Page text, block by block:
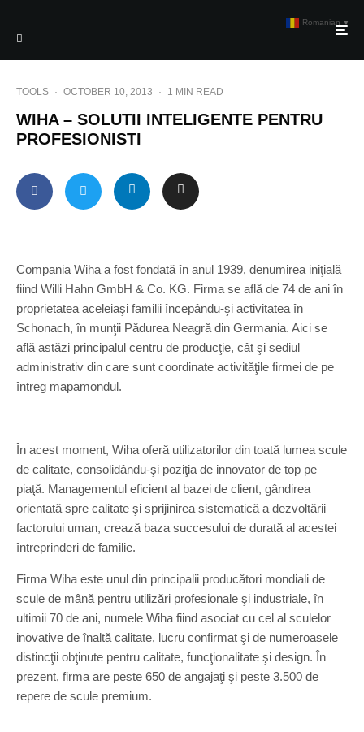
TOOLS · OCTOBER 10, 2013 · 1 MIN READ
WIHA – SOLUTII INTELIGENTE PENTRU
PROFESIONISTI
Compania Wiha a fost fondată în anul 1939, denumirea iniţială
fiind Willi Hahn GmbH & Co. KG. Firma se află de 74 de ani în
proprietatea aceleiaşi familii începându-şi activitatea în
Schonach, în munţii Pădurea Neagră din Germania. Aici se
află astăzi principalul centru de producţie, cât şi sediul
administrativ din care sunt coordinate activităţile firmei de pe
întreg mapamondul.
În acest moment, Wiha oferă utilizatorilor din toată lumea scule
de calitate, consolidându-şi poziţia de innovator de top pe
piaţă. Managementul eficient al bazei de client, gândirea
orientată spre calitate şi sprijinirea sistematică a dezvoltării
factorului uman, crează baza succesului de durată al acestei
întreprinderi de familie.
Firma Wiha este unul din principalii producători mondiali de
scule de mână pentru utilizări profesionale şi industriale, în
ultimii 70 de ani, numele Wiha fiind asociat cu cel al sculelor
inovative de înaltă calitate, lucru confirmat şi de numeroasele
distincţii obţinute pentru calitate, funcţionalitate şi design. În
prezent, firma are peste 650 de angajaţi şi peste 3.500 de
repere de scule premium.
Romanian ▼